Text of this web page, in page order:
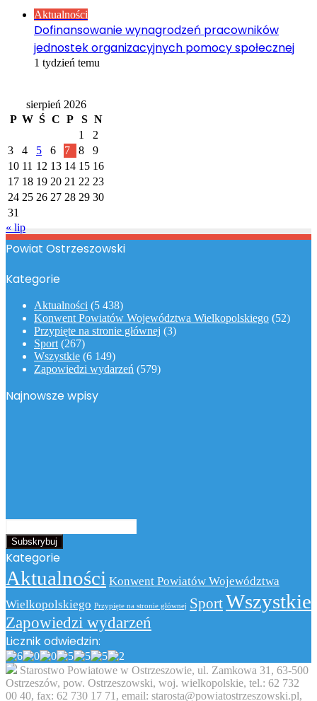
Aktualności
Dofinansowanie wynagrodzeń pracowników
jednostek organizacyjnych pomocy społecznej
1 tydzień temu
sierpień 2026
P W Ś C P S N
1
2
3
4 5 6 7 8
9
10 11 12 13 14 15 16
17 18 19 20 21 22 23
24 25 26 27 28 29 30
31
« lip
Powiat Ostrzeszowski
Kategorie
Aktualności (5 438)
Konwent Powiatów Województwa Wielkopolskiego (52)
Przypięte na stronie głównej (3)
Sport (267)
Wszystkie (6 149)
Zapowiedzi wydarzeń (579)
Najnowsze wpisy
swój
adres
email
Kategorie
Aktualności Konwent Powiatów Województwa
Wielkopolskiego Przypięte na stronie głównej SportWszystkie
Zapowiedzi wydarzeń
Licznik odwiedzin:
Starostwo Powiatowe w Ostrzeszowie, ul. Zamkowa 31, 63-500
Ostrzeszów, pow. Ostrzeszowski, woj. wielkopolskie, tel.: 62 732
00 40, fax: 62 730 17 71, email: starosta@powiatostrzeszowski.pl,